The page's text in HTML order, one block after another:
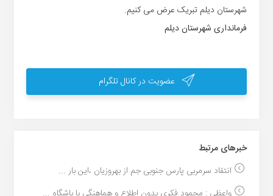
شهرستان دیلم تبریک عرض می کنیم.
فرمانداری شهرستان دیلم
عضویت در کانال تلگرام
خبر‌های مرتبط
انتقاد سرمربی پارس جنوبی جم از بهروزیان ،این بار ...